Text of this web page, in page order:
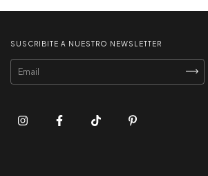
SUSCRIBITE A NUESTRO NEWSLETTER